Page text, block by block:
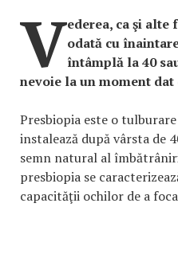
Vederea, ca şi
odată cu
întâmplă la 40
nevoie la un moment
Presbiopia este o tulburare
instalează după vârsta de
semn natural al
presbiopia se
capacităţii ochilor de a